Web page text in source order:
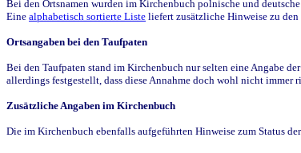
Bei den Ortsnamen wurden im Kirchenbuch polnische und
Eine alphabetisch sortierte Liste liefert zusätzliche Hinweise zu
Ortsangaben bei den Taufpaten
Bei den Taufpaten stand im Kirchenbuch nur selten eine Angabe
allerdings festgestellt, dass diese Annahme doch wohl nicht immer
Zusätzliche Angaben im Kirchenbuch
Die im Kirchenbuch ebenfalls aufgeführten Hinweise zum Status